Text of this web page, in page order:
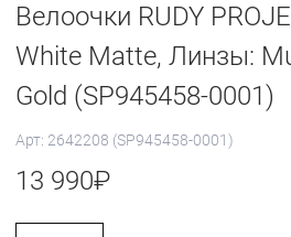
Велоочки RUDY
White Matte, Линзы:
Gold (SP945458-0001)
Арт: 2642208 (SP945458-0001)
13 990₽